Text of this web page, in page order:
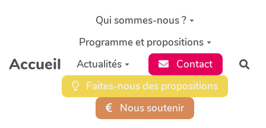
Aller au contenu principal
Accueil
Qui sommes-nous ?
Programme et propositions
Actualités
Contact
Faites-nous des propositions
Nous soutenir